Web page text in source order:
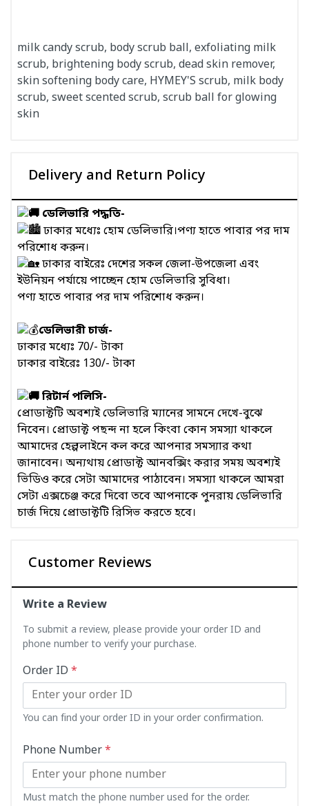
milk candy scrub, body scrub ball, exfoliating milk
scrub, brightening body scrub, dead skin remover,
skin softening body care, HYMEY'S scrub, milk body
scrub, sweet scented scrub, scrub ball for glowing
skin
Delivery and Return Policy
ডেলিভারি পদ্ধতি-
ঢাকার মধ্যেঃ হোম ডেলিভারি।পণ্য হাতে পাবার পর দাম
পরিশোধ করুন।
ঢাকার বাইরেঃ দেশের সকল জেলা-উপজেলা এবং
ইউনিয়ন পর্যায়ে পাচ্ছেন হোম ডেলিভারি সুবিধা।
পণ্য হাতে পাবার পর দাম পরিশোধ করুন।
ডেলিভারী চার্জ-
ঢাকার মধ্যেঃ 70/- টাকা
ঢাকার বাইরেঃ 130/- টাকা
রিটার্ন পলিসি-
প্রোডাক্টটি অবশ্যই ডেলিভারি ম্যানের সামনে দেখে-বুঝে
নিবেন। প্রোডাক্ট পছন্দ না হলে কিংবা কোন সমস্যা থাকলে
আমাদের হেল্পলাইনে কল করে আপনার সমস্যার কথা
জানাবেন। অন্যথায় প্রোডাক্ট আনবক্সিং করার সময় অবশ্যই
ভিডিও করে সেটা আমাদের পাঠাবেন। সমস্যা থাকলে আমরা
সেটা এক্সচেঞ্জ করে দিবো তবে আপনাকে পুনরায় ডেলিভারি
চার্জ দিয়ে প্রোডাক্টটি রিসিভ করতে হবে।
Customer Reviews
Write a Review
To submit a review, please provide your order ID and
phone number to verify your purchase.
Order ID *
You can find your order ID in your order confirmation.
Phone Number*
Must match the phone number used for the order.